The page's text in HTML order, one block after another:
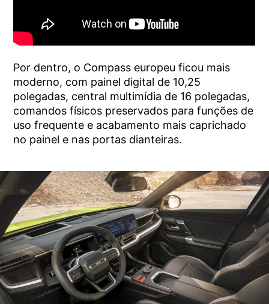
Por dentro, o Compass europeu ficou mais
moderno, com painel digital de 10,25
polegadas, central multimídia de 16 polegadas,
comandos físicos preservados para funções de
uso frequente e acabamento mais caprichado
no painel e nas portas dianteiras.